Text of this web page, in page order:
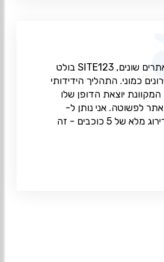
לאחר שניסיתי בוני אתרים שונים, SITE123 בולט
כמוני. התהליך הידידותי
יוצאת הדופן שלו
לפשוטה. אני נותן ל-
SITE123 בביטחון דירוג מלא של 5 כוכבים - זה